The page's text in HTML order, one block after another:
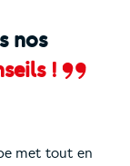
nos
!
met tout en